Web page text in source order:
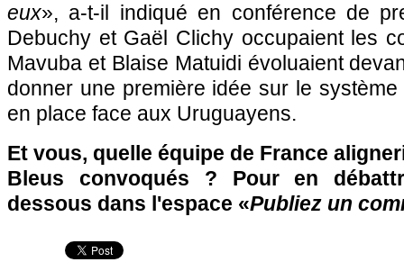
eux», a-t-il indiqué en conférence de
Debuchy et Gaël Clichy occupaient les
Mavuba et Blaise Matuidi évoluaient
donner une première idée sur le
en place face aux Uruguayens.
Et vous, quelle équipe de France
Bleus convoqués ? Pour en
dessous dans l'espace «Publiez un